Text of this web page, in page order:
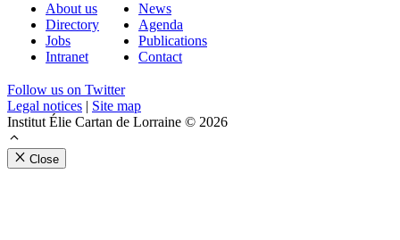
About us
Directory
Jobs
Intranet
News
Agenda
Publications
Contact
Follow us on Twitter
Legal notices | Site map
Institut Élie Cartan de Lorraine © 2026
Close